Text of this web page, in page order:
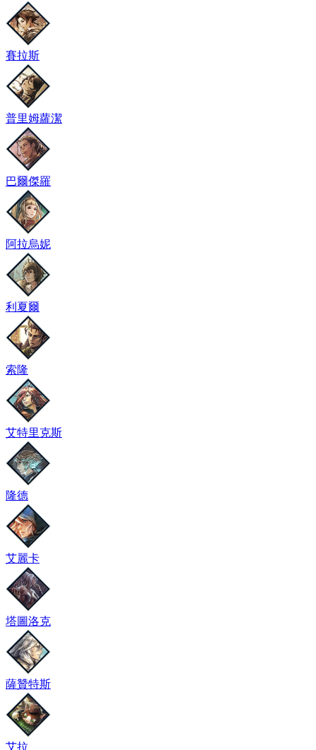
賽拉斯
普里姆蘿潔
巴爾傑羅
阿拉烏妮
利夏爾
索隆
艾特里克斯
隆德
艾麗卡
塔圖洛克
薩贊特斯
艾拉